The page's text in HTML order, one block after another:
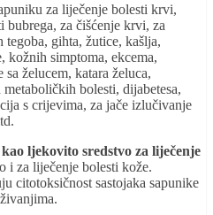
za liječenje bolesti krvi,
bubrega, za čišćenje krvi, za
gihta, žutice, kašlja,
kožnih simptoma, ekcema,
želucem, katara želuca,
bolesti, dijabetesa,
s crijevima, za jače izlučivanje
ljekovito sredstvo za liječenje
i za liječenje bolesti kože.
citotoksičnost sastojaka sapunike